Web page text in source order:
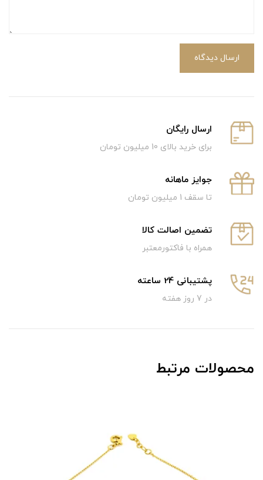
ارسال دیدگاه
ارسال رایگان
برای خرید بالای 10 میلیون تومان
جوایز ماهانه
تا سقف 1 میلیون تومان
تضمین اصالت کالا
همراه با فاکتورمعتبر
پشتیبانی 24 ساعته
در 7 روز هفته
محصولات مرتبط